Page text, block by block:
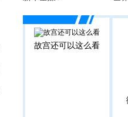
故宫还可以这么看